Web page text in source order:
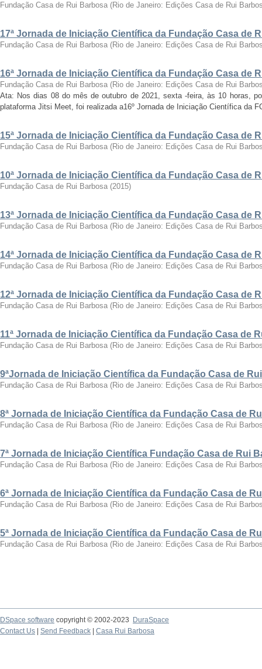
Fundação Casa de Rui Barbosa (Rio de Janeiro: Edições Casa de Rui
17ª Jornada de Iniciação Científica da Fundação Casa de
Fundação Casa de Rui Barbosa (Rio de Janeiro: Edições Casa de Rui
16ª Jornada de Iniciação Científica da Fundação Casa de
Fundação Casa de Rui Barbosa (Rio de Janeiro: Edições Casa de Rui
Ata: Nos dias 08 do mês de outubro de 2021, sexta -feira, às 10 horas,
plataforma Jitsi Meet, foi realizada a16º Jornada de Iniciação Científica da
15ª Jornada de Iniciação Científica da Fundação Casa de
Fundação Casa de Rui Barbosa (Rio de Janeiro: Edições Casa de Rui
10ª Jornada de Iniciação Científica da Fundação Casa de
Fundação Casa de Rui Barbosa (2015)
13ª Jornada de Iniciação Científica da Fundação Casa de
Fundação Casa de Rui Barbosa (Rio de Janeiro: Edições Casa de Rui
14ª Jornada de Iniciação Científica da Fundação Casa de
Fundação Casa de Rui Barbosa (Rio de Janeiro: Edições Casa de Rui
12ª Jornada de Iniciação Científica da Fundação Casa de
Fundação Casa de Rui Barbosa (Rio de Janeiro: Edições Casa de Rui
11ª Jornada de Iniciação Científica da Fundação Casa de
Fundação Casa de Rui Barbosa (Rio de Janeiro: Edições Casa de Rui
9ªJornada de Iniciação Científica da Fundação Casa de
Fundação Casa de Rui Barbosa (Rio de Janeiro: Edições Casa de Rui
8ª Jornada de Iniciação Científica da Fundação Casa de
Fundação Casa de Rui Barbosa (Rio de Janeiro: Edições Casa de Rui
7ª Jornada de Iniciação Científica Fundação Casa de Rui
Fundação Casa de Rui Barbosa (Rio de Janeiro: Edições Casa de Rui
6ª Jornada de Iniciação Científica da Fundação Casa de
Fundação Casa de Rui Barbosa (Rio de Janeiro: Edições Casa de Rui
5ª Jornada de Iniciação Científica da Fundação Casa de
Fundação Casa de Rui Barbosa (Rio de Janeiro: Edições Casa de Rui
DSpace software copyright © 2002-2023
DuraSpace
Contact Us
Send Feedback Casa Rui Barbosa